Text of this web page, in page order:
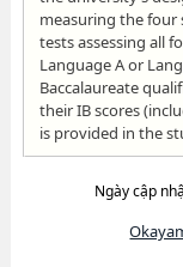
measuring the four
tests assessing all
Language A or
Baccalaureate
their IB scores
is provided in the
Ngày cập